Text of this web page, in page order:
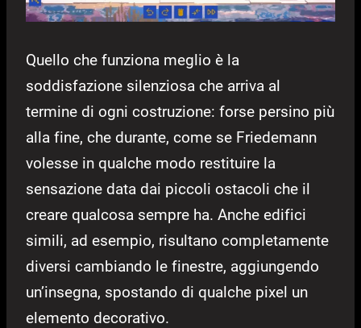
Quello che funziona meglio è la
soddisfazione silenziosa che arriva al
termine di ogni costruzione: forse persino più
alla fine, che durante, come se Friedemann
volesse in qualche modo restituire la
sensazione data dai piccoli ostacoli che il
creare qualcosa sempre ha. Anche edifici
simili, ad esempio, risultano completamente
diversi cambiando le finestre, aggiungendo
un’insegna, spostando di qualche pixel un
elemento decorativo.